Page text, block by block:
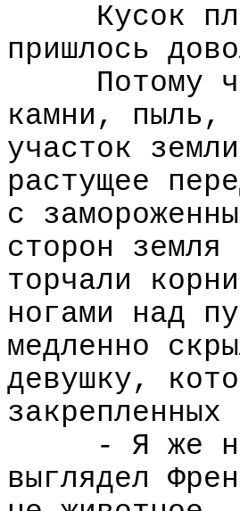
Кусок
пришлось
Потому
камни, пыль,
участок
растущее
с
сторон
торчали
ногами над
медленно
девушку,
- Я же
выглядел